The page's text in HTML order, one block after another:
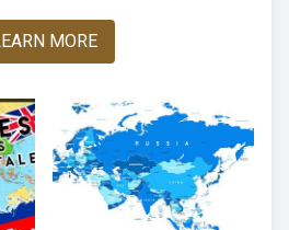
MORE